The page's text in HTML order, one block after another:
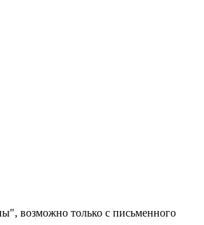
возможно только с письменного